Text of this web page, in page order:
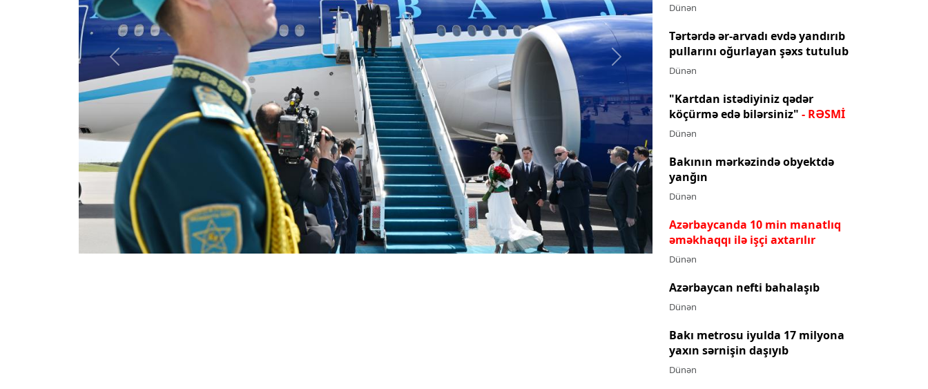
Previous Next
Dünən
Tərtərdə ər-arvadı evdə yandırıb
pullarını oğurlayan şəxs tutulub
Dünən
"Kartdan istədiyiniz qədər
köçürmə edə bilərsiniz" - RƏSMİ
Dünən
Bakının mərkəzində obyektdə
yanğın
Dünən
Azərbaycanda 10 min manatlıq
əməkhaqqı ilə işçi axtarılır
Dünən
Azərbaycan nefti bahalaşıb
Dünən
Bakı metrosu iyulda 17 milyona
yaxın sərnişin daşıyıb
Dünən